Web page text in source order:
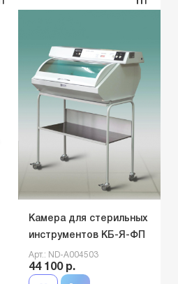
Камера для стерильных
инструментов КБ-Я-ФП
Арт.: ND-A004503
44 100 р.